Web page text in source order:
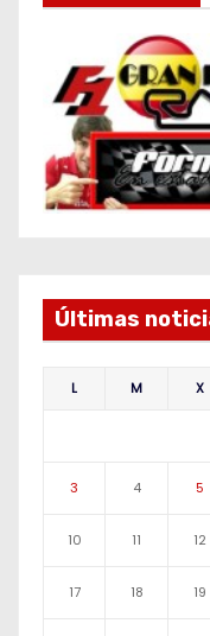
Últimas
L M X
3 4 5
10 11 12
17 18 19